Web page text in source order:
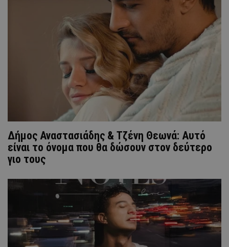
Δήμος Αναστασιάδης & Τζένη Θεωνά: Αυτό
είναι το όνομα που θα δώσουν στον δεύτερο
γιο τους